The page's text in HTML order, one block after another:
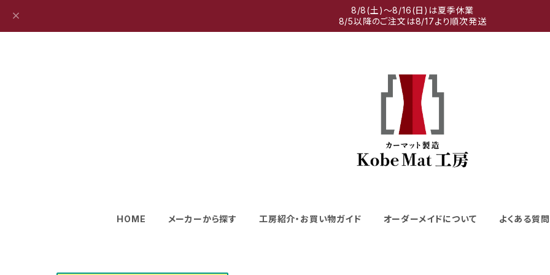
8/8(土)～8/16(日)は夏季休業
8/5以降のご注文は8/17より順次発送
HOME メーカーから探す 工房紹介・お買い物ガイド オーダーメイドについて よくある質問